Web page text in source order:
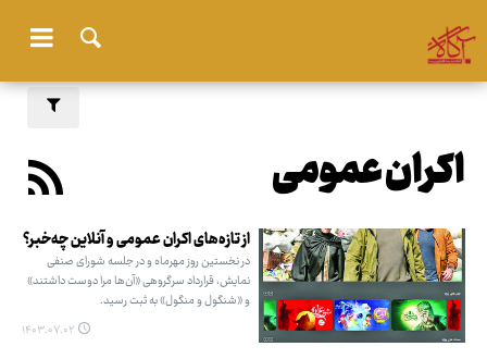
اکران عمومی
از تازه‌های اکران عمومی و آنلاین چه‌خبر؟
در نخستین روز مهرماه و در جلسه شورای صنفی
نمایش، قرارداد سرگروهی «آن‌ها مرا دوست داشتند»
و «شنگول‌ و منگول» به ثبت رسید.
۱۴۰۳.۰۷.۰۲